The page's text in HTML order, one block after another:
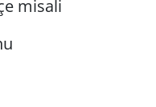
misali